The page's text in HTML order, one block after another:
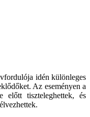
idén különleges
Az eseményen a
előtt tiszteleghettek, és